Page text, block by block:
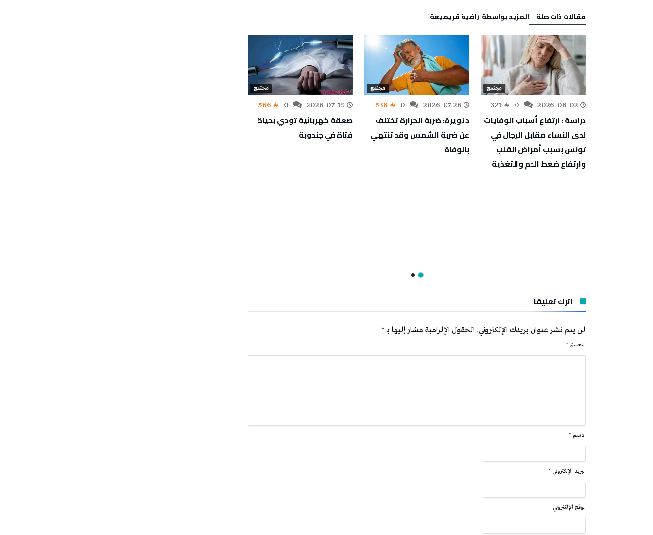
‫مقالات ذات صلة‬ ‫‫المزيد بواسطة‬ ‬ راضية قريصيعة
مجتمع
2026-08-02
321
دراسة : ارتفاع أسباب الوفايات
لدى النساء مقابل الرجال في
تونس بسبب أمراض القلب
وارتفاع ضغط الدم والتغذية
مجتمع
2026-07-26
538
د نويرة: ضربة الحرارة تختلف
عن ضربة الشمس وقد تنتهي
بالوفاة
مجتمع
2026-07-19
566
صعقة كهربائية تودي بحياة
فتاة في جندوبة
اترك تعليقاً
لن يتم نشر عنوان بريدك الإلكتروني. الحقول الإلزامية مشار إليها بـ*
التعليق *
الاسم *
البريد الإلكتروني *
الموقع الإلكتروني